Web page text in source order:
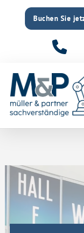
Buchen Sie